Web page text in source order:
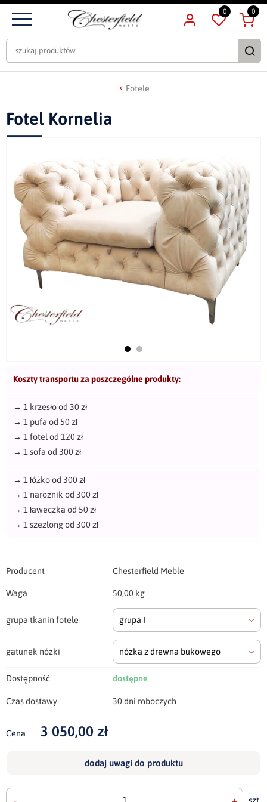
0 0
Fotele
Fotel Kornelia
Koszty transportu za poszczególne produkty:
→ 1 krzesło od 30 zł
→ 1 pufa od 50 zł
→ 1 fotel od 120 zł
→ 1 sofa od 300 zł
→ 1 łóżko od 300 zł
→ 1 narożnik od 300 zł
→ 1 ławeczka od 50 zł
→ 1 szezlong od 300 zł
Producent Chesterfield Meble
Waga 50,00 kg
grupa tkanin fotele grupa I
gatunek nóżki nóżka z drewna bukowego
Dostępność dostępne
Czas dostawy 30 dni roboczych
Cena 3 050,00 zł
dodaj uwagi do produktu